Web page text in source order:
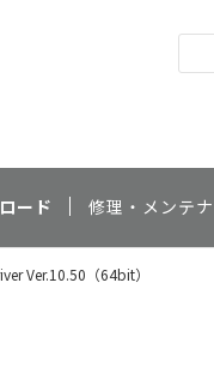
ード 修理・メンテ
Ver.10.50（64bit）